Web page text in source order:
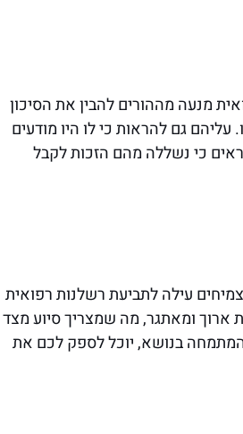
מנעה מההורים להבין את הסיכון
גם להראות כי לו היו מודעים
כי נשללה מהם הזכות לקבל
עילה לתביעת רשלנות רפואית
ארוך ומאתגר, מה שמצריך סיוע מצד
המתמחה בנושא, יוכל לספק לכם את